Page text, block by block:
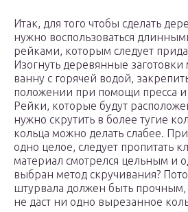
Итак, для того чтобы сделать
нужно воспользоваться
рейками, которым следует
Изогнуть деревянные заготовки
ванну с горячей водой,
положении при помощи пресса и
Рейки, которые будут
нужно скрутить в более тугие
кольца можно делать слабее.
одно целое, следует пропитать
материал смотрелся цельным и
выбран метод скручивания?
штурвала должен быть прочным,
не даст ни одно вырезанное